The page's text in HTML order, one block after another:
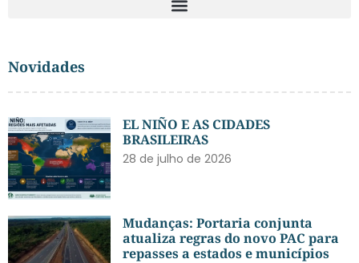
Novidades
EL NIÑO E AS CIDADES
BRASILEIRAS
28 de julho de 2026
Mudanças: Portaria conjunta
atualiza regras do novo PAC para
repasses a estados e municípios